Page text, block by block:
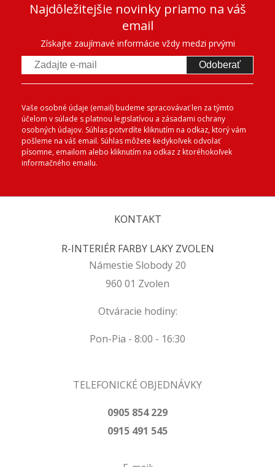
Najdôležitejšie novinky priamo na váš
email
Získajte zaujímavé informácie vždy medzi prvými
Odoberať
Vaše osobné údaje (email) budeme spracovávať len za týmto
účelom v súlade s platnou legislatívou a zásadami ochrany
osobných údajov. Súhlas potvrdíte kliknutím na odkaz, ktorý vám
pošleme na váš email. Súhlas môžete kedykoľvek odvolať
písomne, emailom alebo kliknutím na odkaz z ktoréhokoľvek
informačného emailu.
KONTAKT
R-INTERIÉR FARBY LAKY ZVOLEN
Námestie Slobody 20
960 01 Zvolen
Otváracie hodiny:
Pon-Pia - 8:00 - 16:30
TELEFONICKÉ OBJEDNÁVKY
0905 854 229
0915 491 545